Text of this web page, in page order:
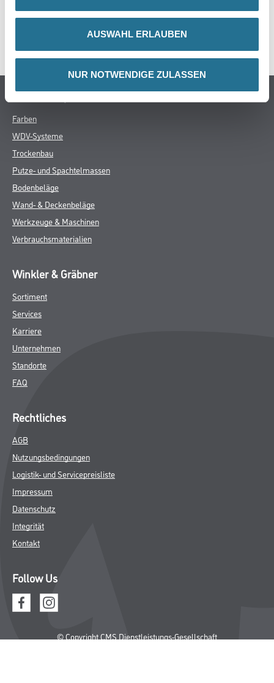
AUSWAHL ERLAUBEN
NUR NOTWENDIGE ZULASSEN
GEFAHRENHINWEISE
SPEZIFIKATIONEN
Online-Shop
Farben
WDV-Systeme
Trockenbau
Putze- und Spachtelmassen
Bodenbeläge
Wand- & Deckenbeläge
Werkzeuge & Maschinen
Verbrauchsmaterialien
Winkler & Gräbner
Sortiment
Services
Karriere
Unternehmen
Standorte
FAQ
Rechtliches
AGB
Nutzungsbedingungen
Logistik- und Servicepreisliste
Impressum
Datenschutz
Integrität
Kontakt
Follow Us
© Copyright CMS Dienstleistungs-Gesellschaft